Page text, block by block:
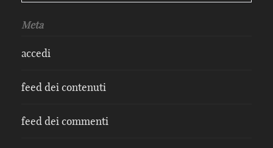
Meta
accedi
feed dei contenuti
feed dei commenti